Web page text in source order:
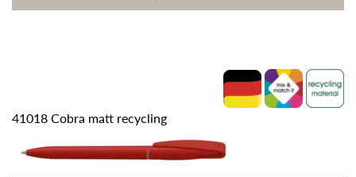
41018 Cobra matt recycling